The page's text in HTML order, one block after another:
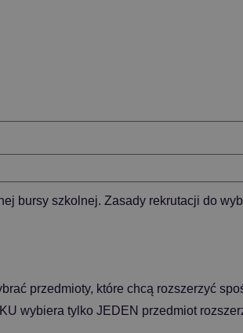
bursy szkolnej. Zasady rekrutacji do
przedmioty, które chcą rozszerzyć
wybiera tylko JEDEN przedmiot